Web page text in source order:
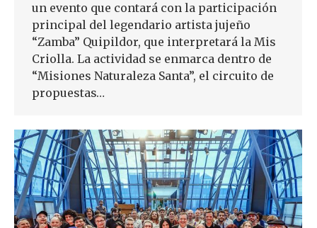
un evento que contará con la participación
principal del legendario artista jujeño
“Zamba” Quipildor, que interpretará la Mis
Criolla. La actividad se enmarca dentro de
“Misiones Naturaleza Santa”, el circuito de
propuestas…